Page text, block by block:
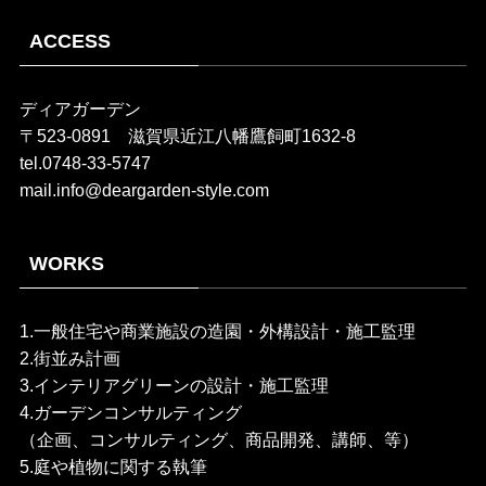
ACCESS
ディアガーデン
〒523-0891 滋賀県近江八幡鷹飼町1632-8
tel.0748-33-5747
mail.info@deargarden-style.com
WORKS
1.一般住宅や商業施設の造園・外構設計・施工監理
2.街並み計画
3.インテリアグリーンの設計・施工監理
4.ガーデンコンサルティング
（企画、コンサルティング、商品開発、講師、等）
5.庭や植物に関する執筆